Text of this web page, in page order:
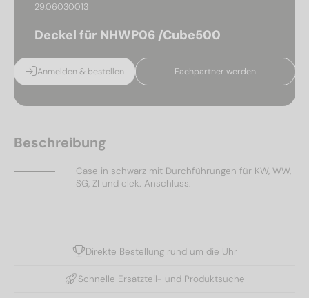
29.06030013
Deckel für NHWP06 /Cube500
Anmelden & bestellen Fachpartner werden
Beschreibung
Case in schwarz mit Durchführungen für KW, WW,
SG, ZI und elek. Anschluss.
Direkte Bestellung rund um die Uhr
Schnelle Ersatzteil- und Produktsuche